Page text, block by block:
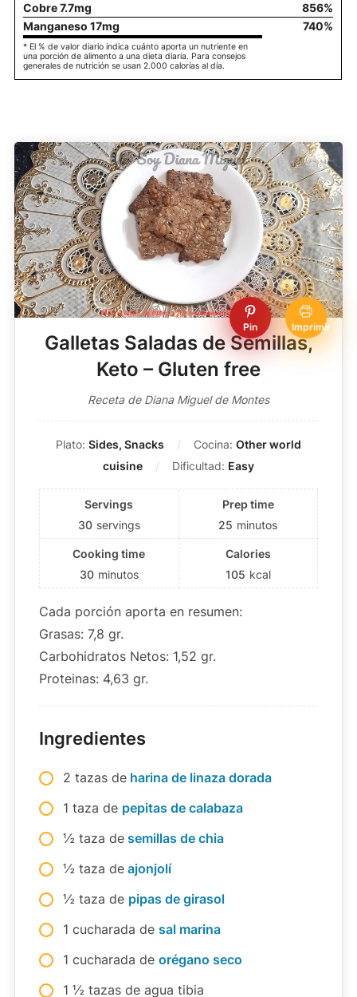
Cobre7.7mg 856%
Manganeso 17mg 740%
* El % de valor diario indica cuánto aporta un nutriente en
una porción de alimento a una dieta diaria. Para consejos
generales de nutrición se usan 2.000 calorías al día.
Pin Imprimir
Galletas Saladas de Semillas,
Keto – Gluten free
Receta de Diana Miguel de Montes
Plato: Sides, Snacks Cocina: Other world
cuisine
Dificultad: Easy
Servings
30 servings
Prep time
25 minutos
Cooking time
30 minutos
Calories
105 kcal
Cada porción aporta en resumen:
Grasas: 7,8 gr.
Carbohidratos Netos: 1,52 gr.
Proteinas: 4,63 gr.
Ingredientes
2 tazas deharina de linaza dorada
1 taza de pepitas de calabaza
½ taza desemillas de chia
½ taza deajonjolí
½ taza de pipas de girasol
1 cucharada de sal marina
1 cucharada de orégano seco
1 ½ tazas de agua tibia